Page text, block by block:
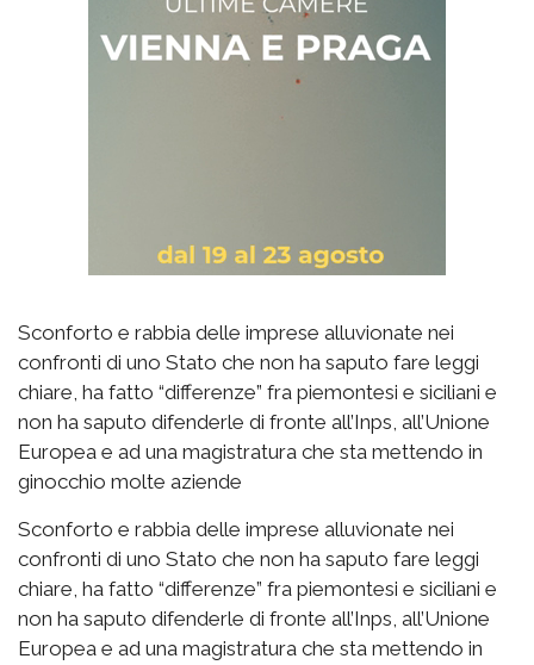
Sconforto e rabbia delle imprese alluvionate nei
confronti di uno Stato che non ha saputo fare leggi
chiare, ha fatto “differenze” fra piemontesi e siciliani e
non ha saputo difenderle di fronte all’Inps, all’Unione
Europea e ad una magistratura che sta mettendo in
ginocchio molte aziende
Sconforto e rabbia delle imprese alluvionate nei
confronti di uno Stato che non ha saputo fare leggi
chiare, ha fatto “differenze” fra piemontesi e siciliani e
non ha saputo difenderle di fronte all’Inps, all’Unione
Europea e ad una magistratura che sta mettendo in